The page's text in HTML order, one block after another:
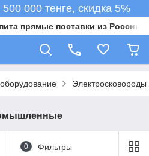
000 тенге, скидка 5%
прямые поставки из России в
0 Фильтры